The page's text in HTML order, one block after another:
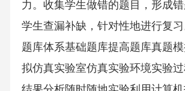
力。收集学生做错的题目，形成
学生查漏补缺，针对性地进行复
题库体系基础题库提高题库真题
拟仿真实验室仿真实验环境实验